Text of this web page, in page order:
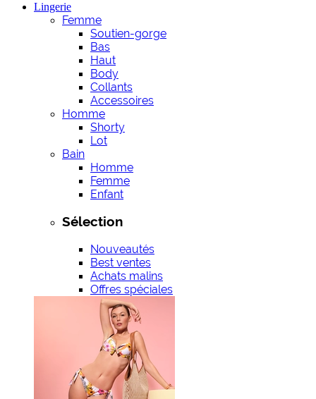
Lingerie
Femme
Soutien-gorge
Bas
Haut
Body
Collants
Accessoires
Homme
Shorty
Lot
Bain
Homme
Femme
Enfant
Sélection
Nouveautés
Best ventes
Achats malins
Offres spéciales